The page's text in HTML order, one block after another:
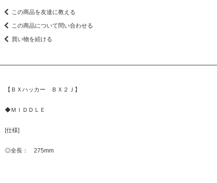
この商品を友達に教える
この商品について問い合わせる
買い物を続ける
【ＢＸハッカー ＢＸ２Ｊ】
◆ＭＩＤＤＬＥ
[仕様]
◎全長： 275mm